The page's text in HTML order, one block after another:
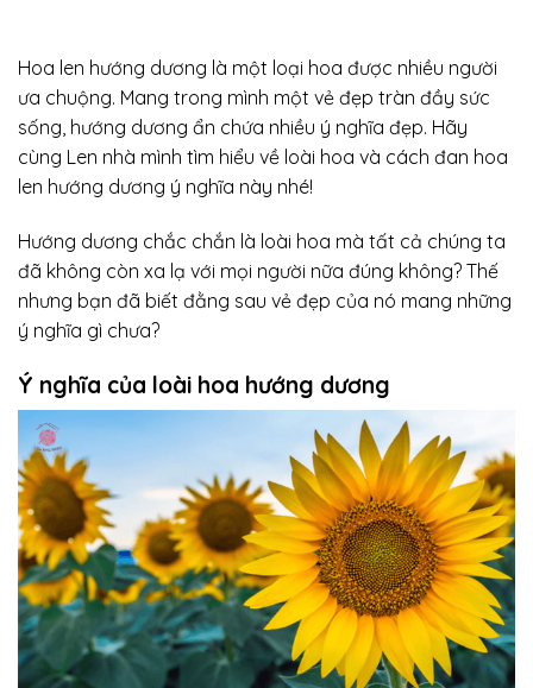
Hoa len hướng dương là một loại hoa được nhiều người
ưa chuộng. Mang trong mình một vẻ đẹp tràn đầy sức
sống, hướng dương ẩn chứa nhiều ý nghĩa đẹp. Hãy
cùng Len nhà mình tìm hiểu về loài hoa và cách đan hoa
len hướng dương ý nghĩa này nhé!
Hướng dương chắc chắn là loài hoa mà tất cả chúng ta
đã không còn xa lạ với mọi người nữa đúng không? Thế
nhưng bạn đã biết đằng sau vẻ đẹp của nó mang những
ý nghĩa gì chưa?
Ý nghĩa của loài hoa hướng dương